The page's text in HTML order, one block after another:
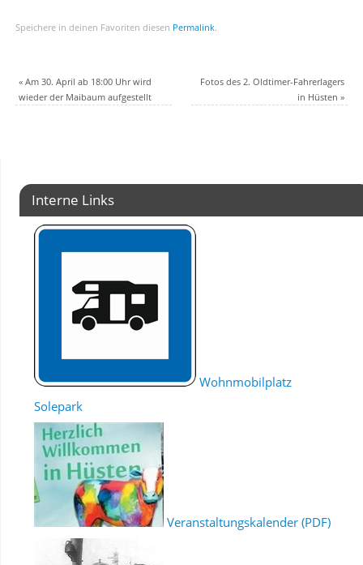
Speichere in deinen Favoriten diesen Permalink.
«Am 30. April ab 18:00 Uhr wird
wieder der Maibaum aufgestellt
Fotos des 2. Oldtimer-Fahrerlagers
in Hüsten»
Interne Links
Wohnmobilplatz
Solepark
Veranstaltungskalender (PDF)